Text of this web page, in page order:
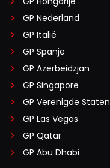
GP Nederland
GP Italië
GP Spanje
GP Azerbeidzjan
GP Singapore
GP Verenigde Staten
GP Las Vegas
GP Qatar
GP Abu Dhabi